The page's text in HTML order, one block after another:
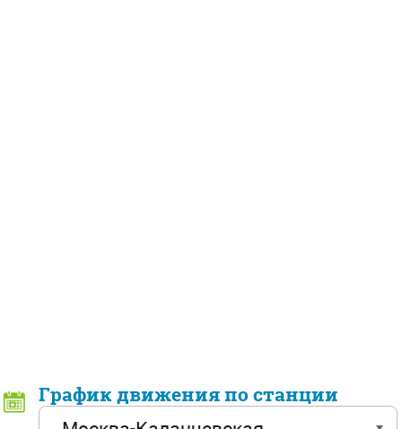
График движения по станции